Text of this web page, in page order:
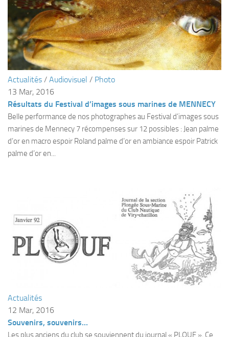
Maintien des acquis
Guide de palanquée N4
Initiateur
Moniteur Fédéral
Organisation
Responsables
Fosse
Sorties techniques
APNEE
Sorties 2024
Sorties 2023
Sorties 2022
Sorties 2018
Actualités / Audiovisuel / Photo
13 Mar, 2016
Résultats du Festival d’images sous marines de MENNECY
Belle performance de nos photographes au Festival d’images sous
marines de Mennecy 7 récompenses sur 12 possibles : Jean palme
d’or en macro espoir Roland palme d’or en ambiance espoir Patrick
palme d’or en...
Actualités
12 Mar, 2016
Souvenirs, souvenirs…
Les plus anciens du club se souviennent du journal « PLOUF ». Ce